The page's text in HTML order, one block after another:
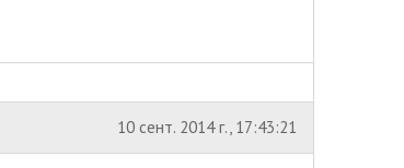
10 сент. 2014 г., 17:43:21